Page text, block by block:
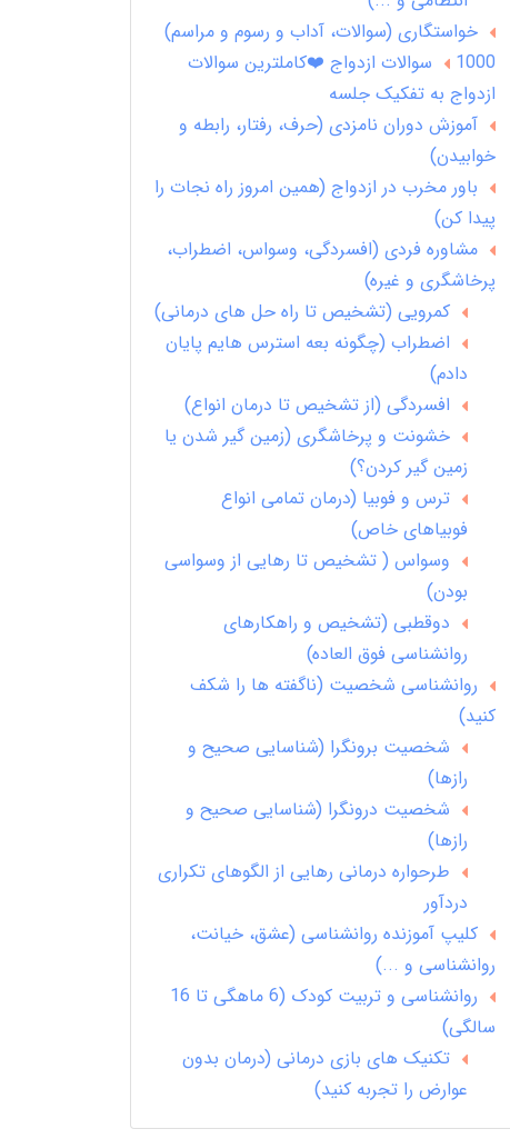
خواستگاری (سوالات، آداب و رسوم و مراسم)
1000 سوالات ازدواج ❤️کاملترین سوالات
ازدواج به تفکیک جلسه
آموزش دوران نامزدی (حرف، رفتار، رابطه و
خوابیدن)
باور مخرب در ازدواج (همین امروز راه نجات را
پیدا کن)
مشاوره فردی (افسردگی، وسواس، اضطراب،
پرخاشگری و غیره)
کمرویی (تشخیص تا راه حل های درمانی)
اضطراب (چگونه بعه استرس هایم پایان
دادم)
افسردگی (از تشخیص تا درمان انواع)
خشونت و پرخاشگری (زمین گیر شدن یا
زمین گیر کردن؟)
ترس و فوبیا (درمان تمامی انواع
فوبیاهای خاص)
وسواس ( تشخیص تا رهایی از وسواسی
بودن)
دوقطبی (تشخیص و راهکارهای
روانشناسی فوق العاده)
روانشناسی شخصیت (ناگفته ها را شکف
کنید)
شخصیت برونگرا (شناسایی صحیح و
رازها)
شخصیت درونگرا (شناسایی صحیح و
رازها)
طرحواره درمانی رهایی از الگوهای تکراری
دردآور
کلیپ آموزنده روانشناسی (عشق، خیانت،
روانشناسی و ...)
روانشناسی و تربیت کودک (6 ماهگی تا 16
سالگی)
تکنیک های بازی درمانی (درمان بدون
عوارض را تجربه کنید)